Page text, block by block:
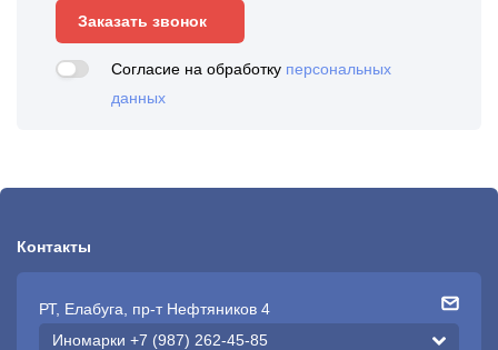
Заказать звонок
Согласие на обработку персональных
данных
Контакты
РТ, Елабуга, пр-т Нефтяников 4
Иномарки +7 (987) 262-45-85